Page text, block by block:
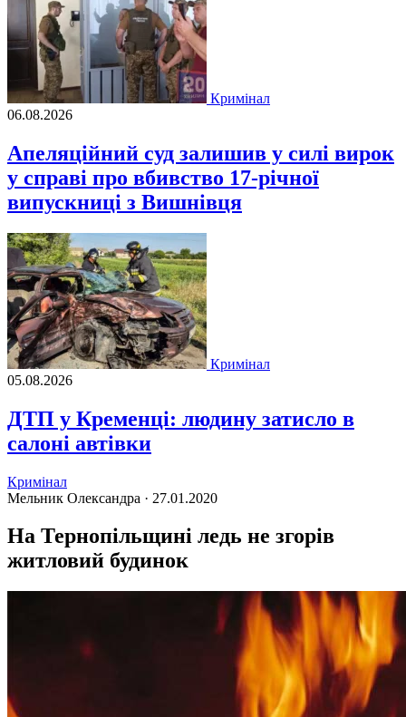
Кримінал
06.08.2026
Апеляційний суд залишив у силі вирок
у справі про вбивство 17-річної
випускниці з Вишнівця
Кримінал
05.08.2026
ДТП у Кременці: людину затисло в
салоні автівки
Кримінал
Мельник Олександра · 27.01.2020
На Тернопільщині ледь не згорів
житловий будинок